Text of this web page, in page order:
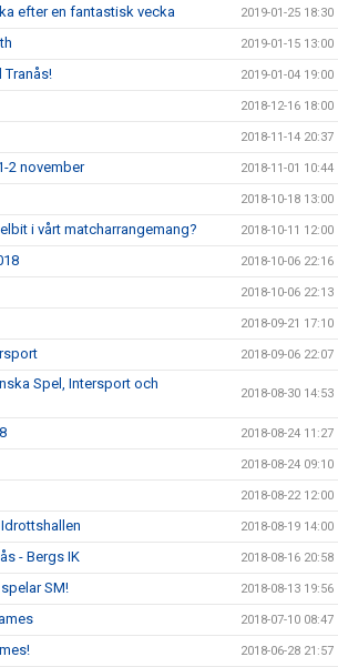
efter en fantastisk vecka 2019-01-25 18:30
2019-01-15 13:00
Tranås! 2019-01-04 19:00
2018-12-16 18:00
2018-11-14 20:37
2 november 2018-11-01 10:44
2018-10-18 13:00
i vårt matcharrangemang? 2018-10-11 12:00
2018-10-06 22:16
2018-10-06 22:13
2018-09-21 17:10
2018-09-06 22:07
Spel, Intersport och
2018-08-30 14:53
2018-08-24 11:27
2018-08-24 09:10
2018-08-22 12:00
2018-08-19 14:00
- Bergs IK 2018-08-16 20:58
SM! 2018-08-13 19:56
2018-07-10 08:47
2018-06-28 21:57